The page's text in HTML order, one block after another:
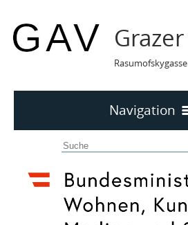
Navigation
MITTEILUNGEN